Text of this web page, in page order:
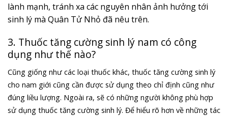
lành mạnh, tránh xa các nguyên nhân ảnh hưởng tới
sinh lý mà Quân Tử Nhỏ đã nêu trên.
3. Thuốc tăng cường sinh lý nam có công
dụng như thế nào?
Cũng giống như các loại thuốc khác, thuốc tăng cường sinh lý
cho nam giới cũng cần được sử dụng theo chỉ định cũng như
đúng liều lượng. Ngoài ra, sẽ có những người không phù hợp
sử dụng thuốc tăng cường sinh lý. Để hiểu rõ hơn về những tác